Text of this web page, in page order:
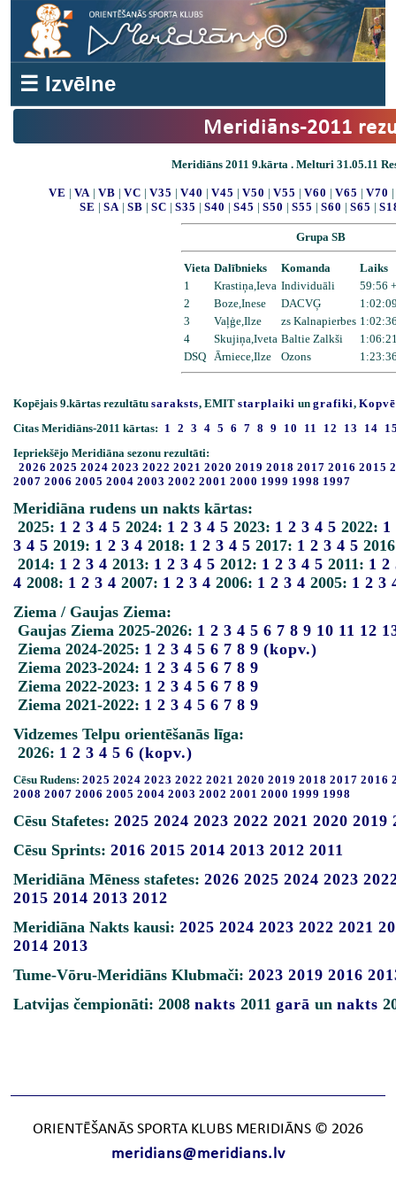
☰ Izvēlne
Meridiāns-2011
Meridiāns 2011 9.kārta . Melturi 31.05.11
VE | VA | VB | VC | V35 | V40 | V45 | V50 | V55 | V60 | V65 | V70 |
SE | SA| SB | SC | S35 | S40 | S45 | S50 | S55 | S60 | S65 |
Grupa SB
Vieta Dalībnieks Komanda
Laiks
1
Krastiņa,Ieva Individuāli
59:56
2
Boze,Inese DACVĢ
3
Vaļģe,Ilze zs Kalnapierbes
4
Skujiņa,Iveta Baltie Zalkši
DSQ
Ārniece,Ilze Ozons
Kopējais 9.kārtas rezultātu saraksts, EMIT starplaiki un grafiki,
Citas Meridiāns-2011 kārtas: 1 2 3 4 5 6 7 8 9 10 11 12 13 14
Iepriekšējo Meridiāna sezonu rezultāti:
2026 2025 2024 2023 2022 2021 2020 2019 2018 2017 2016 2015
2007 2006 2005 2004 2003 2002 2001 2000 1999 1998 1997
Meridiāna rudens un nakts kārtas:
2025: 1 2 3 4 5 2024: 1 2 3 4 5 2023: 1 2 3 4 5 2022: 1
3 4 5 2019: 1 2 3 4 2018: 1 2 3 4 5 2017: 1 2 3 4 5
2014: 1 2 3 4 2013: 1 2 3 4 5 2012: 1 2 3 4 5 2011: 1 2
4 2008: 1 2 3 4 2007: 1 2 3 4 2006: 1 2 3 4 2005: 1 2 3
Ziema / Gaujas Ziema:
Gaujas Ziema 2025-2026: 1 2 3 4 5 6 7 8 9 10 11 12
Ziema 2024-2025: 1 2 3 4 5 6 7 8 9 (kopv.)
Ziema 2023-2024: 1 2 3 4 5 6 7 8 9
Ziema 2022-2023: 1 2 3 4 5 6 7 8 9
Ziema 2021-2022: 1 2 3 4 5 6 7 8 9
Vidzemes Telpu orientēšanās līga:
2026: 1 2 3 4 5 6 (kopv.)
Cēsu Rudens: 2025 2024 2023 2022 2021 2020 2019 2018 2017 2016
2008 2007 2006 2005 2004 2003 2002 2001 2000 1999 1998
Cēsu Stafetes: 2025 2024 2023 2022 2021 2020 2019
Cēsu Sprints: 2016 2015 2014 2013 2012 2011
Meridiāna Mēness stafetes: 2026 2025 2024 2023
2015 2014 2013 2012
Meridiāna Nakts kausi: 2025 2024 2023 2022 2021
2014 2013
Tume-Vōru-Meridiāns Klubmači: 2023 2019 2016
Latvijas čempionāti: 2008 nakts 2011 garā un nakts
ORIENTĒŠANĀS SPORTA KLUBS MERIDIĀNS © 2026
meridians@meridians.lv